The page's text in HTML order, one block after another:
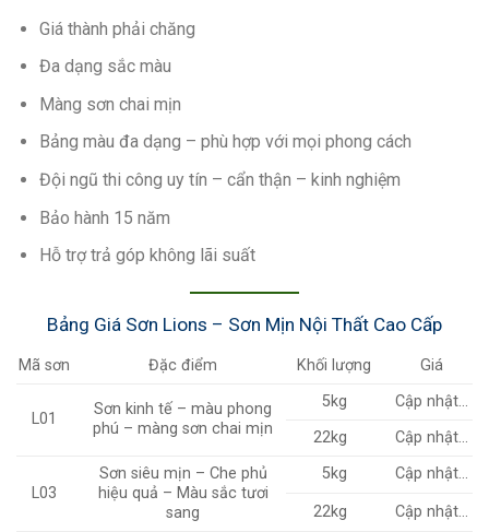
Giá thành phải chăng
Đa dạng sắc màu
Màng sơn chai mịn
Bảng màu đa dạng – phù hợp với mọi phong cách
Đội ngũ thi công uy tín – cẩn thận – kinh nghiệm
Bảo hành 15 năm
Hỗ trợ trả góp không lãi suất
Bảng Giá Sơn Lions – Sơn Mịn Nội Thất Cao Cấp
Mã sơn Đặc điểm Khối lượng Giá
L01
Sơn kinh tế – màu phong
phú – màng sơn chai mịn
5kg
Cập nhật…
22kg
Cập nhật…
L03
Sơn siêu mịn – Che phủ
hiệu quả – Màu sắc tươi
sang
5kg Cập nhật…
22kg Cập nhật…